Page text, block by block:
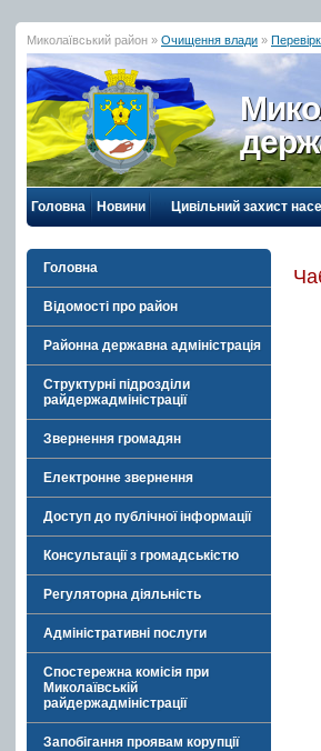
Миколаївський район » Очищення влади »
Головна Новини Цивільний захист
Головна
Відомості про район
Районна державна адміністрація
Структурні підрозділи
райдержадміністрації
Звернення громадян
Електронне звернення
Доступ до публічної інформації
Консультації з громадськістю
Регуляторна діяльність
Адміністративні послуги
Спостережна комісія при
Миколаївській
райдержадміністрації
Запобігання проявам корупції